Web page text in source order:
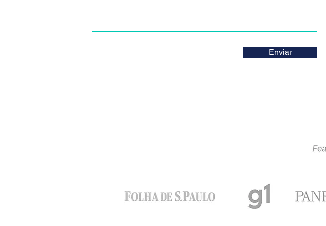
Enviar